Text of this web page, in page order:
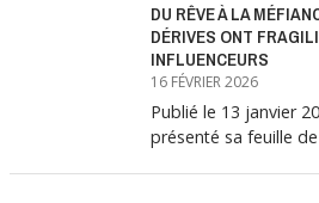
DU RÊVE À LA
DÉRIVES ONT
INFLUENCEURS
16 FÉVRIER 2026
Publié le 13 janvier
présenté sa feuille